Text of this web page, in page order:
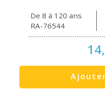
De 8 à 120 ans
RA-76544